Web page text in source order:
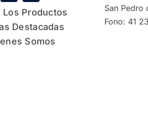
Los Productos
Destacadas
Somos
San Pedro
Fono: 41